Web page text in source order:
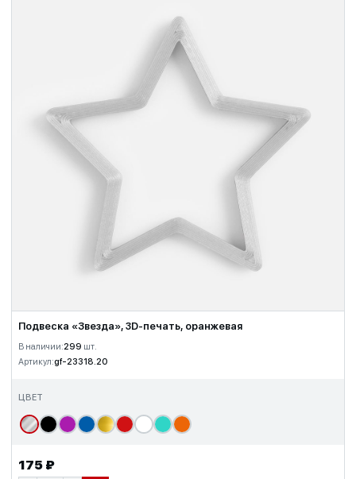
Подвеска «Звезда», 3D-печать, оранжевая
В наличии:299 шт.
Артикул:gf-23318.20
ЦВЕТ
175 ₽